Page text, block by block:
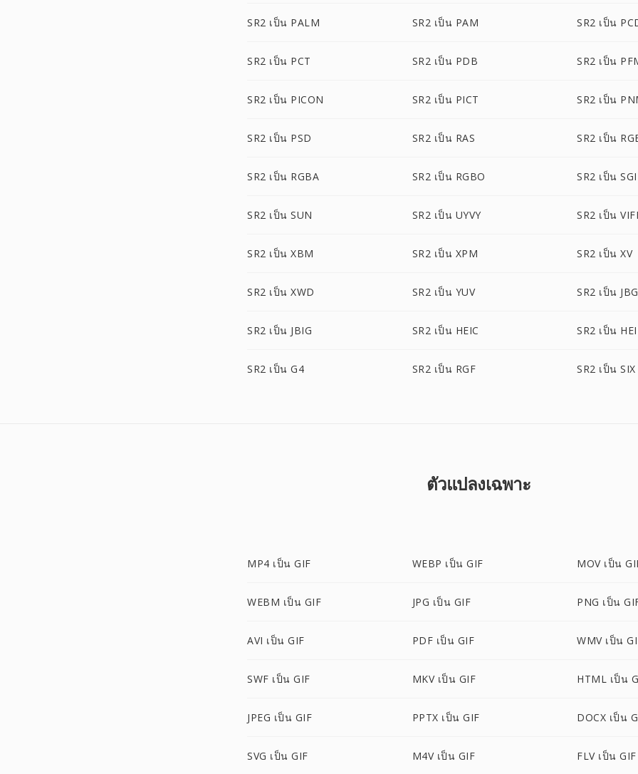
SR2 เป็น PALM SR2 เป็น PAM SR2 เป็น
SR2 เป็น PCT SR2 เป็น PDB SR2 เป็น
SR2 เป็น PICON SR2 เป็น PICT SR2 เป็น
SR2 เป็น PSD SR2 เป็น RAS SR2 เป็น
SR2 เป็น RGBA SR2 เป็น RGBO SR2 เป็น SGI
SR2 เป็น SUN SR2 เป็น UYVY SR2 เป็น
SR2 เป็น XBM SR2 เป็น XPM SR2 เป็น XV
SR2 เป็น XWD SR2 เป็น YUV SR2 เป็น JBG
SR2 เป็น JBIG SR2 เป็น HEIC SR2 เป็น
SR2 เป็น G4 SR2 เป็น RGF SR2 เป็น SIX
ตัวแปลงเฉพาะ
MP4 เป็น GIF WEBP เป็น GIF MOV เป็น
WEBM เป็น GIF JPG เป็น GIF PNG เป็น
AVI เป็น GIF PDF เป็น GIF WMV เป็น
SWF เป็น GIF MKV เป็น GIF HTML เป็น
JPEG เป็น GIF PPTX เป็น GIF DOCX เป็น
SVG เป็น GIF M4V เป็น GIF FLV เป็น GIF